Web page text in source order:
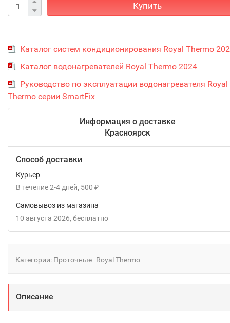
Купить
Каталог систем кондиционирования Royal Thermo
Каталог водонагревателей Royal Thermo 2024
Руководство по эксплуатации водонагревателя Royal
Thermo серии SmartFix
Информация о доставке
Красноярск
Способ доставки
Курьер
В течение2-4 дней 500 ₽
Самовывоз из магазина
10 августа 2026
Бесплатно
Категории: Проточные Royal Thermo
Описание